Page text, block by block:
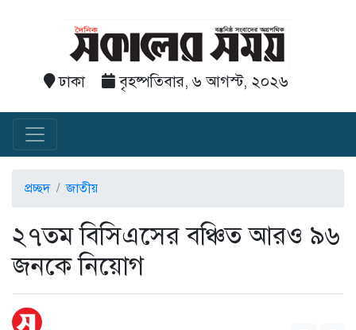
ঢাকা বৃহষ্পতিবার, ৬ আগস্ট, ২০২৬
প্রচ্ছদ জাতীয়
২৭তম বিসিএসের বঞ্চিত আরও ৯৬
জনকে নিয়োগ